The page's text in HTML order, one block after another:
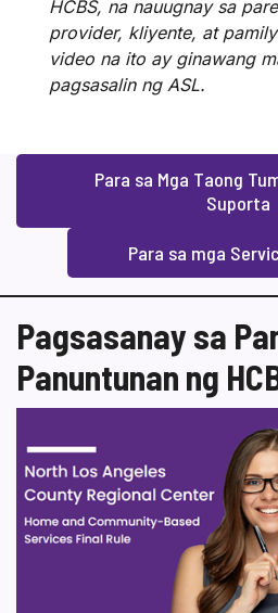
HCBS, na nauugnay sa
provider, kliyente, at
video na ito ay ginawang
pagsasalin ng ASL.
Para sa Mga Taong
Suporta
Para sa mga
Pagsasanay sa
Panuntunan ng